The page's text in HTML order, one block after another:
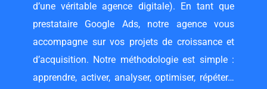
d’une véritable agence digitale). En tant que
prestataire Google Ads, notre agence vous
accompagne sur vos projets de croissance et
d’acquisition. Notre méthodologie est simple :
apprendre, activer, analyser, optimiser, répéter…